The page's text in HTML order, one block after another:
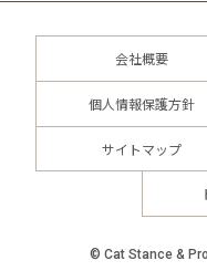
会社概要
個人情報保護方針
サイトマップ
© Cat Stance &